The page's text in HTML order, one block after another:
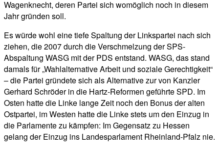
Wagenknecht, deren Partei sich womöglich noch in diesem
Jahr gründen soll.
Es würde wohl eine tiefe Spaltung der Linkspartei nach sich
ziehen, die 2007 durch die Verschmelzung der SPS-
Abspaltung WASG mit der PDS entstand. WASG, das stand
damals für „Wahlalternative Arbeit und soziale Gerechtigkeit“
– die Partei gründete sich als Alternative zur von Kanzler
Gerhard Schröder in die Hartz-Reformen geführte SPD. Im
Osten hatte die Linke lange Zeit noch den Bonus der alten
Ostpartei, im Westen hatte die Linke stets um den Einzug in
die Parlamente zu kämpfen: Im Gegensatz zu Hessen
gelang der Einzug ins Landesparlament Rheinland-Pfalz nie.